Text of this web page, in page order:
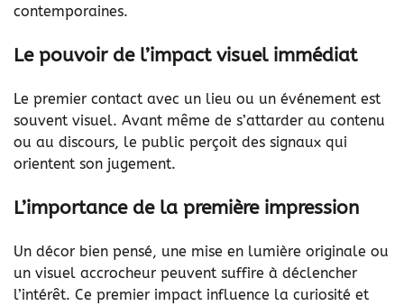
contemporaines.
Le pouvoir de l’impact visuel immédiat
Le premier contact avec un lieu ou un événement est
souvent visuel. Avant même de s’attarder au contenu
ou au discours, le public perçoit des signaux qui
orientent son jugement.
L’importance de la première impression
Un décor bien pensé, une mise en lumière originale ou
un visuel accrocheur peuvent suffire à déclencher
l’intérêt. Ce premier impact influence la curiosité et